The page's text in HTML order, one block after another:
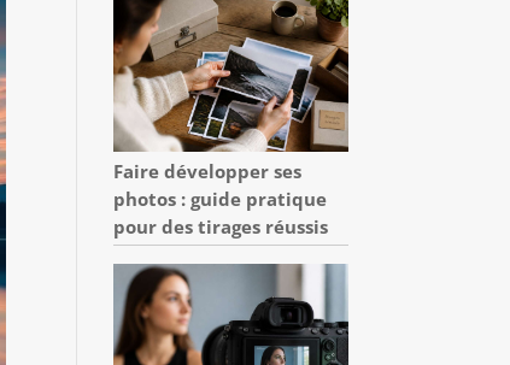
Faire développer ses
photos : guide pratique
pour des tirages réussis